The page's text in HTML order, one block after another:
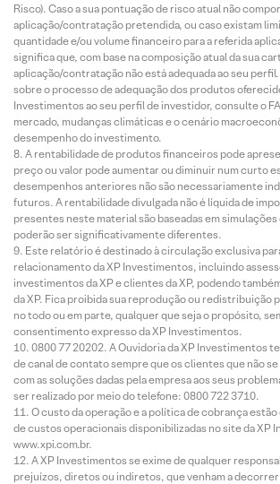
Risco). Caso a sua pontuação de risco atual não
aplicação/contratação pretendida, ou caso existam
quantidade e/ou volume financeiro para a referida
significa que, com base na composição atual da sua
aplicação/contratação não está adequada ao seu
sobre o processo de adequação dos produtos
Investimentos ao seu perfil de investidor, consulte o
mercado, mudanças climáticas e o cenário
desempenho do investimento.
A rentabilidade de produtos financeiros pode
preço ou valor pode aumentar ou diminuir num curto
desempenhos anteriores não são necessariamente
futuros. A rentabilidade divulgada não é líquida de
presentes neste material são baseadas em
poderão ser significativamente diferentes.
Este relatório é destinado à circulação exclusiva
relacionamento da XP Investimentos, incluindo
investimentos da XP e clientes da XP, podendo
da XP. Fica proibida sua reprodução ou redistribuição
no todo ou em parte, qualquer que seja o propósito,
consentimento expresso da XP Investimentos.
0800 77 20202. A Ouvidoria da XP Investimentos
de canal de contato sempre que os clientes que não
com as soluções dadas pela empresa aos seus
ser realizado por meio do telefone: 0800 722 3710.
O custo da operação e a política de cobrança
de custos operacionais disponibilizadas no site da XP
www.xpi.com.br.
A XP Investimentos se exime de qualquer
prejuízos, diretos ou indiretos, que venham a